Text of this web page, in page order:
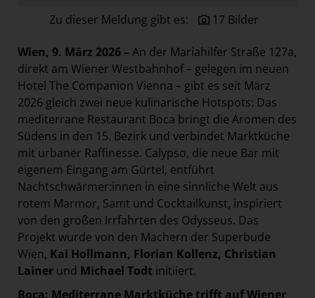
section.d
Swiss Life Select
The Companion
The Hoxton
Unibail-Rodamco-Westfield
Vöslauer
MEDIA
KONTAKT
Zu dieser Meldung gibt es: 17 Bilder
Wien, 9. März 2026 – An der Mariahilfer Straße 127a,
direkt am Wiener Westbahnhof – gelegen im neuen
Hotel The Companion Vienna – gibt es seit März
2026 gleich zwei neue kulinarische Hotspots: Das
mediterrane Restaurant Boca bringt die Aromen des
Südens in den 15. Bezirk und verbindet Marktküche
mit urbaner Raffinesse. Calypso, die neue Bar mit
eigenem Eingang am Gürtel, entführt
Nachtschwärmer:innen in eine sinnliche Welt aus
rotem Marmor, Samt und Cocktailkunst, inspiriert
von den großen Irrfahrten des Odysseus. Das
Projekt wurde von den Machern der Superbude
Wien, Kai Hollmann, Florian Kollenz, Christian
Lainer und Michael Todt initiiert.
Boca: Mediterrane Marktküche trifft auf Wiener